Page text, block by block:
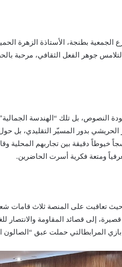
الجمعية بطنجة، الأستاذة الزهرة
لتلامس جوهر الفعل الثقافي، مرحبة
النصوص، بل تلك “الهندسة الجمالية”
الحريشي بدور المسيّر التقليدي، بل
خيوطاً دقيقة بين تجاربهم المحلية
ومتعة فكرية أسرت الحاضرين.
حيث تعاقبت على المنصة ثلاث قامات
إلى قصائد المقاومة والانتصار
المرابطالتي حملت عبق “الصالون